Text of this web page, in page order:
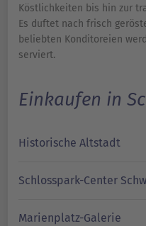
Köstlichkeiten bis hin zur
Es duftet nach frisch
beliebten Konditoreien
serviert.
Einkaufen in
Historische Altstadt
Schlosspark-Center
Marienplatz-Galerie